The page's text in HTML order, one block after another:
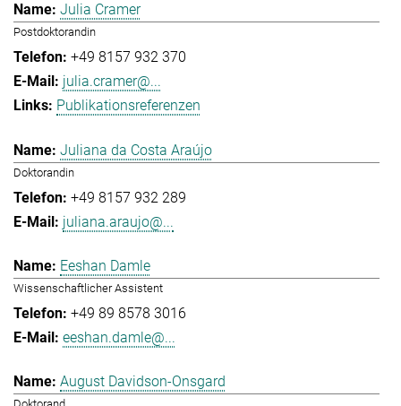
Julia Cramer
Postdoktorandin
+49 8157 932 370
julia.cramer@...
Publikationsreferenzen
Juliana da Costa Araújo
Doktorandin
+49 8157 932 289
juliana.araujo@...
Eeshan Damle
Wissenschaftlicher Assistent
+49 89 8578 3016
eeshan.damle@...
August Davidson-Onsgard